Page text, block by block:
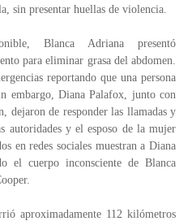
sin presentar huellas de violencia.
Blanca Adriana presentó
para eliminar grasa del abdomen.
reportando que una persona
embargo, Diana Palafox, junto con
dejaron de responder las llamadas y
autoridades y el esposo de la mujer
en redes sociales muestran a Diana
el cuerpo inconsciente de Blanca
aproximadamente 112 kilómetros